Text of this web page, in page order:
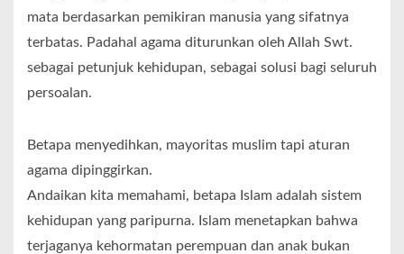
mata berdasarkan pemikiran manusia yang sifatnya
terbatas. Padahal agama diturunkan oleh Allah Swt.
sebagai petunjuk kehidupan, sebagai solusi bagi seluruh
persoalan.
Betapa menyedihkan, mayoritas muslim tapi aturan
agama dipinggirkan.
Andaikan kita memahami, betapa Islam adalah sistem
kehidupan yang paripurna. Islam menetapkan bahwa
terjaganya kehormatan perempuan dan anak bukan